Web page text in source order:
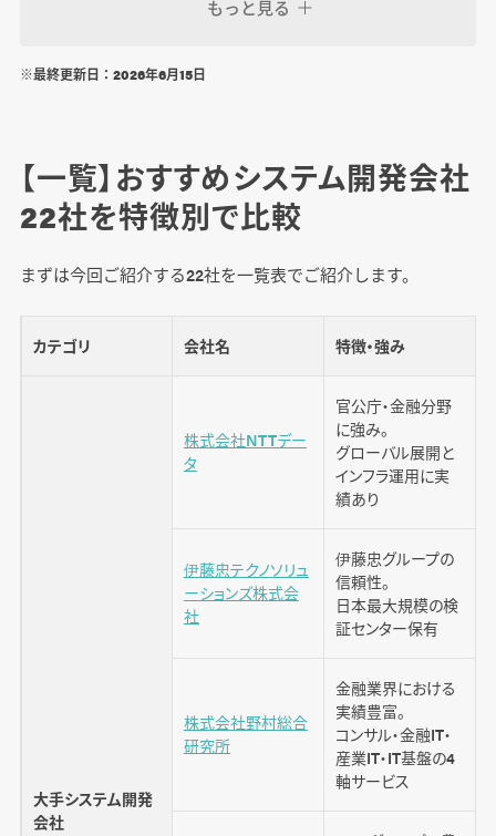
株式会社スーパーソフトウエア
低予算×高品質なオフショアシステム開発会社
株式会社Sun Asterisk
株式会社ハイブリッドテクノロジーズ
ローコード・ノーコードに強いシステム開発会
株式会社アイエンター
BOLT（株式会社FUNREPEAT）
AWSの導入・活用に強いシステム開発会社
KDDIアイレット株式会社
もっと見る
※最終更新日：2026年6月15日
【一覧】おすすめシステム開発会社
22社を特徴別で比較
まずは今回ご紹介する22社を一覧表でご紹介します。
カテゴリ 会社名 特徴・強み
大手システム開発
会社
株式会社NTTデー
タ
官公庁・金融分野
に強み。
グローバル展開と
インフラ運用に実
績あり
伊藤忠テクノソリュ
ーションズ株式会
社
伊藤忠グループの
信頼性。
日本最大規模の検
証センター保有
株式会社野村総合
研究所
金融業界における
実績豊富。
コンサル・金融IT・
産業IT・IT基盤の4
軸サービス